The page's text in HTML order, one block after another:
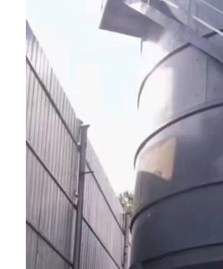
接触式一体化污水处理设 化粪池一体化污水处理设
污水处理一体化设备
淀粉污水处理设备 塑料污水处理设备
净水设备反渗透 奶制品加工污水处理设备
喷漆污水处理设备 污水处理设备设备生产厂
屠宰场一体化污水处设备
生产厂家
餐厨垃圾污水处理设备
洗车污水处理设备 变电站污水处理设备
熟食厂污水处理设备 美容院一体化污水处理设
备
汽车污水处理设备 你猜生活污水处理设备
农村生活污水处理设备 玻璃钢污水处理设备
疗养院污水处理设备 屠宰场污水处理